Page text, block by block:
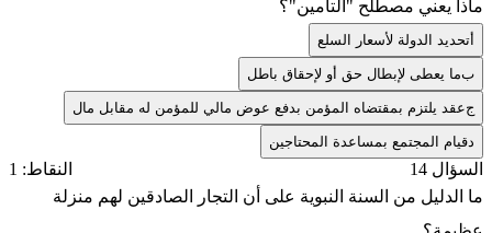
ماذا يعني مصطلح "التأمين"؟
تحديد الدولة لأسعار السلع
بما يعطى لإبطال حق أو لإحقاق باطل
جعقد يلتزم بمقتضاه المؤمن بدفع عوض مالي للمؤمن له مقابل مال
قيام المجتمع بمساعدة المحتاجين
السؤال 14
النقاط: 1
ما الدليل من السنة النبوية على أن التجار الصادقين لهم منزلة